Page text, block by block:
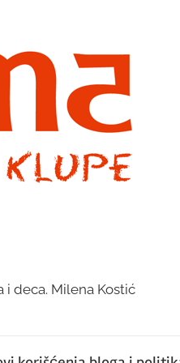
i deca. Milena Kostić